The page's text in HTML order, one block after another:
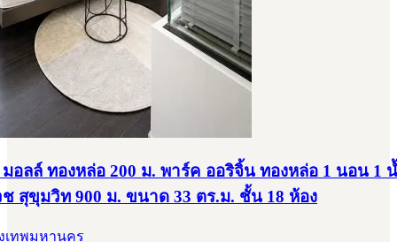
มอลล์ ทองหล่อ 200 ม. พาร์ค ออริจิ้น ทองหล่อ 1 นอน 1
ช สุขุมวิท 900 ม. ขนาด 33 ตร.ม. ชั้น 18 ห้อง
เทพมหานคร